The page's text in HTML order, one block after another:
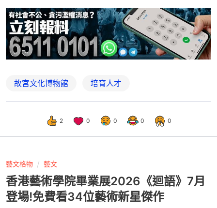
故宮文化博物館 培育人才
2 0 0 0 0
藝文格物 藝文
香港藝術學院畢業展2026《迴語》7月
登場!免費看34位藝術新星傑作